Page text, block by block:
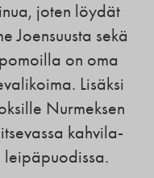
joten löydät
Joensuusta sekä
on oma
Lisäksi
Nurmeksen
kahvila-
leipäpuodissa.